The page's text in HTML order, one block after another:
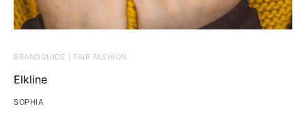
BRANDGUIDE | FAIR FASHION
Elkline
SOPHIA